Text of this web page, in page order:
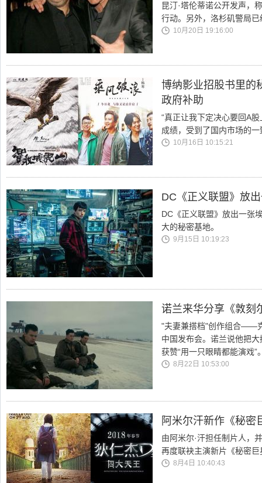
昆汀·塔伦蒂诺公开发声，
行动。另外，洛杉矶警局
10月20日 19:16:00
博纳影业招股书里的
政府补助
“真正让我下定决心要回A
成绩，受到了国内市场的
10月16日 10:15:21
DC《正义联盟》放
DC《正义联盟》放出一张
大的秘密基地。
9月15日 10:19:23
诺兰来华分享《敦刻
"夫妻兼搭档"创作组合——
中国发布会。诺兰说他把
获赞“用一只眼睛都能演戏”
8月22日 10:53:00
阿米尔汗新作《秘密
由阿米尔·汗担任制片人，
再度联袂主演新片《秘密
8月4日 10:40:43